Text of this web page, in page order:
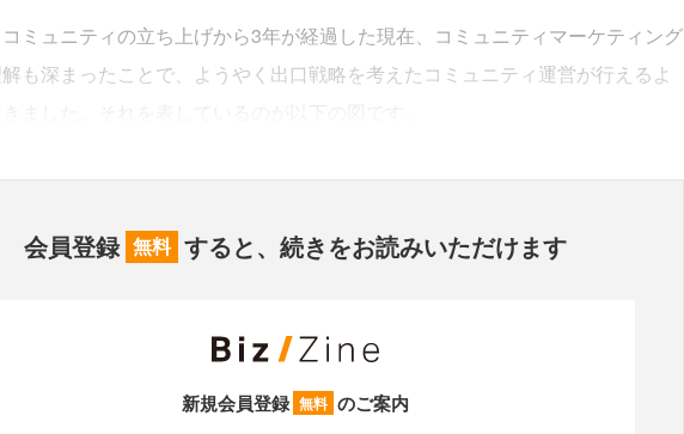
ミュニティの立ち上げから3年が経過した現在、コミュニティマーケティング
も深まったことで、ようやく出口戦略を考えたコミュニティ運営が行えるよ
会員登録 無料 すると、続きをお読みいただけます
新規会員登録 無料 のご案内